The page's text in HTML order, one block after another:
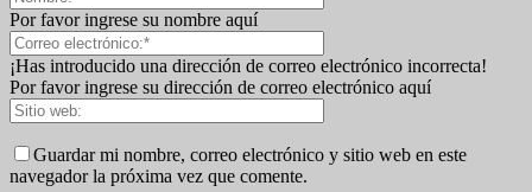
Por favor ingrese su nombre aquí
¡Has introducido una dirección de correo electrónico incorrecta!
Por favor ingrese su dirección de correo electrónico aquí
Guardar mi nombre, correo electrónico y sitio web en este
navegador la próxima vez que comente.